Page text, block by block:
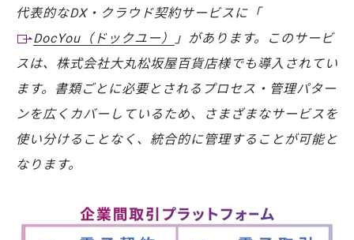
代表的なDX・クラウド契約サービスに「
DocYou（ドックユー）
」があります。このサービ
スは、株式会社大丸松坂屋百貨店様でも導入されてい
ます。書類ごとに必要とされるプロセス・管理パター
ンを広くカバーしているため、さまざまなサービスを
使い分けることなく、統合的に管理することが可能と
なります。